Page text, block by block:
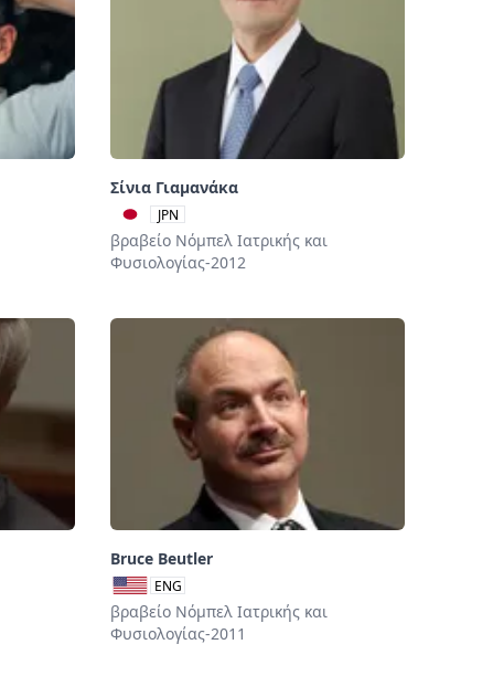
Σίνια Γιαμανάκα
JPN
βραβείο Νόμπελ Ιατρικής και
Φυσιολογίας-2012
Bruce Beutler
ENG
βραβείο Νόμπελ Ιατρικής και
Φυσιολογίας-2011